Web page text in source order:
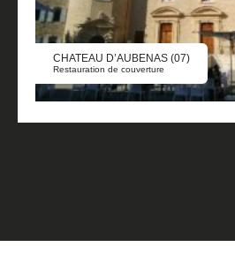
CHATEAU D’AUBENAS (07)
Restauration de couverture